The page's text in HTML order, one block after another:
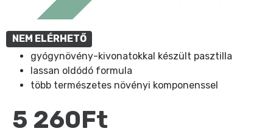
NEM ELÉRHETŐ
5 260Ft
gyógynövény-kivonatokkal készült pasztilla
lassan oldódó formula
több természetes növényi komponenssel